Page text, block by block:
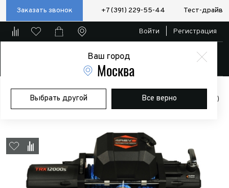
Заказать звонок +7 (391) 229-55-44 Тест-драйв
Ваш город
Москва
Выбрать другой Все верно
Войти Регистрация
Главная Магазин Дополнительное оборудование
Лебедки
Лебедка автомобильная 4REVO TRX-12000 12V (синтетический трос)